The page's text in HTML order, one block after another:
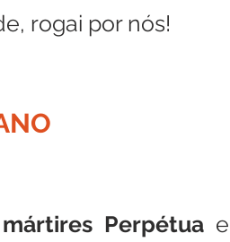
rogai por nós!
Perpétua